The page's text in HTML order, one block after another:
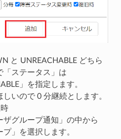
と UNREACHABLE どちら
「ステータス」は
」を指定します。
いので 0 分継続とします。
グループ通知」の中から
プ」を選択します。